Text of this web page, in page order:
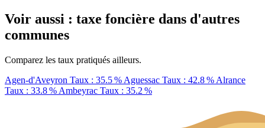
Voir aussi : taxe foncière dans d'autres
communes
Comparez les taux pratiqués ailleurs.
Agen-d'Aveyron Taux : 35.5 % Aguessac Taux : 42.8 % Alrance
Taux : 33.8 % Ambeyrac Taux : 35.2 %